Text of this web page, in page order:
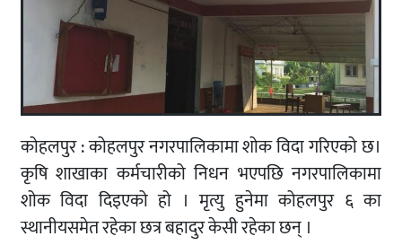
कोहलपुर : कोहलपुर नगरपालिकामा शोक विदा गरिएको छ।
कृषि शाखाका कर्मचारीको निधन भएपछि नगरपालिकामा
शोक विदा दिइएको हो । मृत्यु हुनेमा कोहलपुर ६ का
स्थानीयसमेत रहेका छत्र बहादुर केसी रहेका छन् ।